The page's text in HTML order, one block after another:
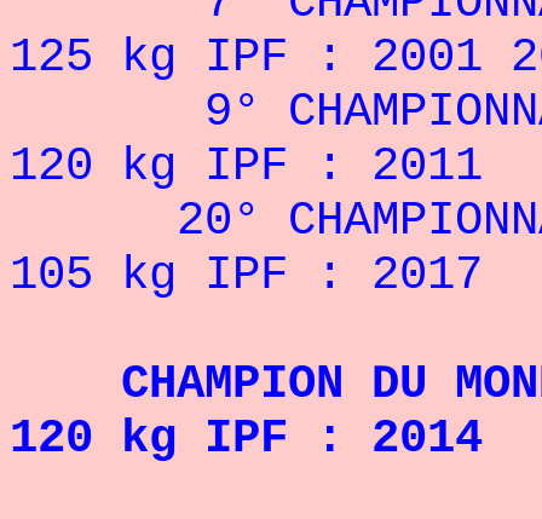
125 kg IPF : 2001
9°
120 kg IPF : 2011
20°
105 kg IPF : 2017
CHAMPION DU
120 kg IPF : 2014